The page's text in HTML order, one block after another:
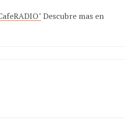
Descubre mas en